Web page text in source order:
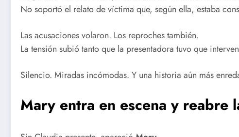
No soportó el relato de víctima que, según ella, estaba
Las acusaciones volaron. Los reproches también.
La tensión subió tanto que la presentadora tuvo que
Silencio. Miradas incómodas. Y una historia aún más
Mary entra en escena y reabre